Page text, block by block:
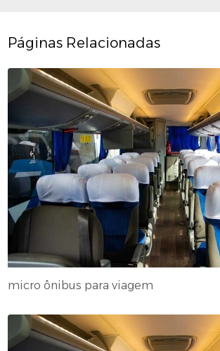
Páginas Relacionadas
micro ônibus para viagem